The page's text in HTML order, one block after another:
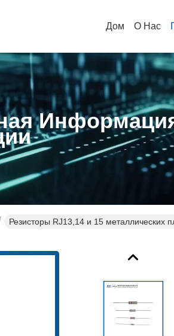
Дом О Нас
Резисторы RJ13,14 и 15 металлических